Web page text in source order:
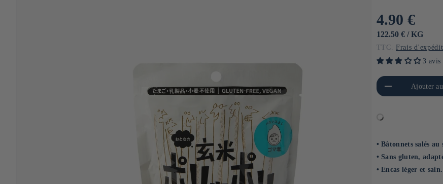
Prix
habituel
4.90 €
PRIX
122.50 € / PAR
KG
TTC. Frais
3 avis
Réduire la quantité de Default
Title
Ajouter
• Bâtonnets salés au
• Sans gluten,
• Encas léger et sain.